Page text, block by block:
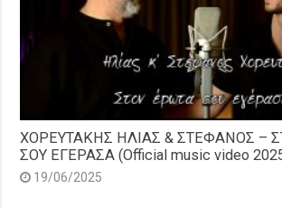
ΧΟΡΕΥΤΑΚΗΣ ΗΛΙΑΣ & ΣΤΕΦΑΝΟΣ –
ΣΟΥ ΕΓΕΡΑΣΑ (Official music video
19/06/2025